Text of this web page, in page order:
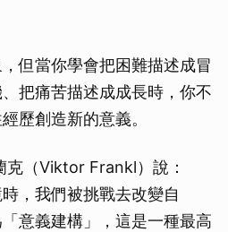
但當你學會把困難描述成冒
把痛苦描述成成長時，你不
歷創造新的意義。
克（Viktor Frankl）說：
，我們被挑戰去改變自
意義建構」，這是一種最高